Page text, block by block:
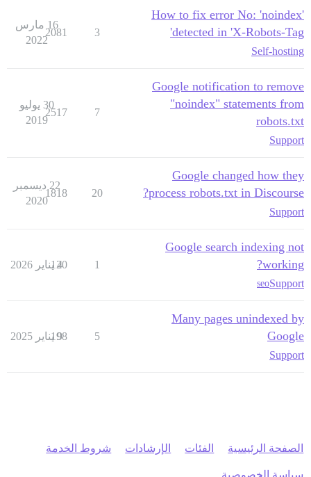
How to fix error No: 'noindex'
detected in 'X-Robots-Tag'
Self-hosting
3
2081
16 مارس
2022
Google notification to remove
"noindex" statements from
robots.txt
Support
7
2517
30 يوليو
2019
Google changed how they
process robots.txt in Discourse?
Support
20
1818
22 ديسمبر
2020
Google search indexing not
working?
Support
seo
1
120
4 يناير 2026
Many pages unindexed by
Google
Support
5
198
9 يناير 2025
الصفحة الرئيسية الفئات الإرشادات شروط الخدمة
سياسة الخصوصية